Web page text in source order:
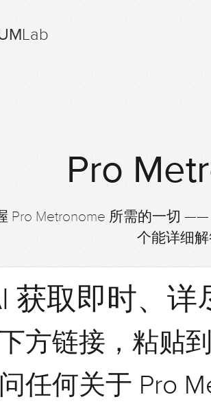
Lab
Pro
Pro Metronome 所需的一切
个能详细
获取即时、详
方链接，粘贴
任何关于 Pro